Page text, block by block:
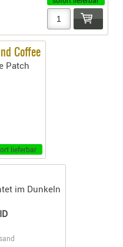
-
Coffee
Patch
lieferbar
im Dunkeln